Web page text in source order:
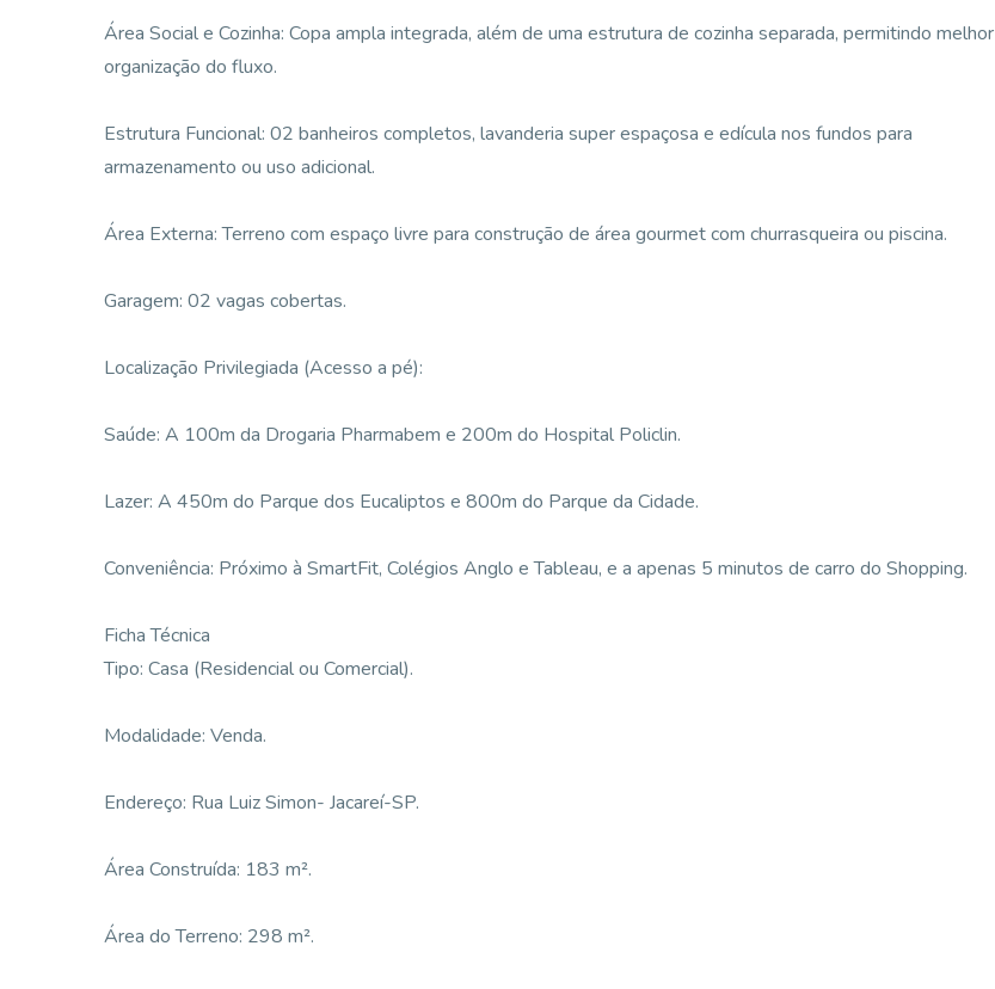
Área Social e Cozinha: Copa ampla integrada, além de uma estrutura de cozinha separada, permitindo melhor
organização do fluxo.
Estrutura Funcional: 02 banheiros completos, lavanderia super espaçosa e edícula nos fundos para
armazenamento ou uso adicional.
Área Externa: Terreno com espaço livre para construção de área gourmet com churrasqueira ou piscina.
Garagem: 02 vagas cobertas.
Localização Privilegiada (Acesso a pé):
Saúde: A 100m da Drogaria Pharmabem e 200m do Hospital Policlin.
Lazer: A 450m do Parque dos Eucaliptos e 800m do Parque da Cidade.
Conveniência: Próximo à SmartFit, Colégios Anglo e Tableau, e a apenas 5 minutos de carro do Shopping.
Ficha Técnica
Tipo: Casa (Residencial ou Comercial).
Modalidade: Venda.
Endereço: Rua Luiz Simon- Jacareí-SP.
Área Construída: 183 m².
Área do Terreno: 298 m².